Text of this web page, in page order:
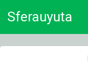
Sferauyuta